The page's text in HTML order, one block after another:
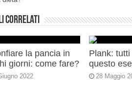
correlati
la pancia in
giorni: come fare?
2022
Plank:
questo
28 Maggio